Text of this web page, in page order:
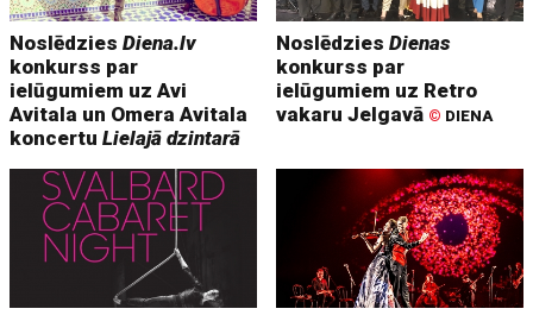
NoslēdziesDiena.lv
konkurss par
ielūgumiem uz Avi
Avitala un Omera Avitala
koncertuLielajā dzintarā
NoslēdziesDienas
konkurss par
ielūgumiem uz Retro
vakaru Jelgavā © DIENA